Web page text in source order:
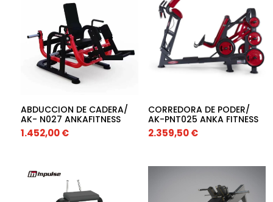
ABDUCCION DE CADERA/
AK- N027 ANKAFITNESS
1.452,00€
CORREDORA DE PODER/
AK-PNT025 ANKA FITNESS
2.359,50€